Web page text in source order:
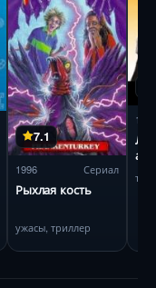
7.1
1996 Сериал
Рыхлая кость
ужасы, триллер
1997